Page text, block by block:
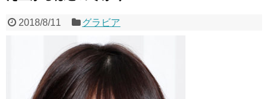
2018/8/11 グラビア